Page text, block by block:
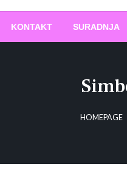
KONTAKT SURADNJA
HOMEPAGE